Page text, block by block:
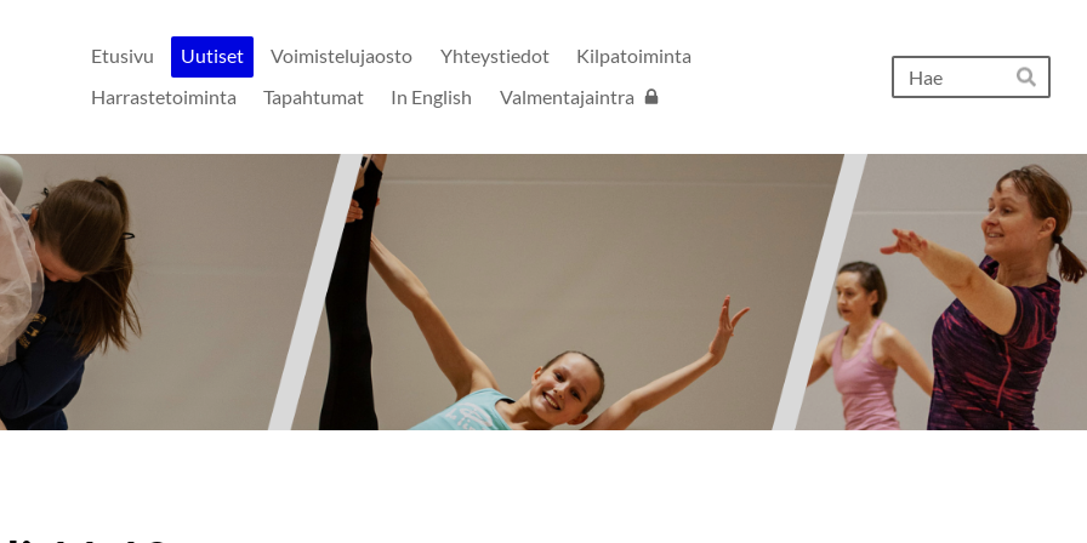
Etusivu Uutiset Voimistelujaosto Yhteystiedot
Kilpatoiminta
Harrastetoiminta
Tapahtumat In English Valmentajaintra Hae